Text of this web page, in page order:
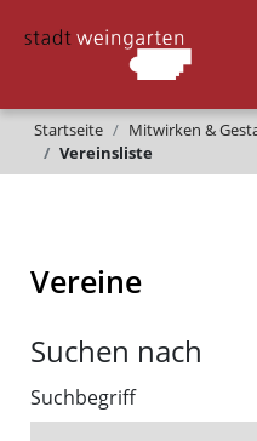
Startseite Mitwirken &
Vereinsliste
Vereine
Suchen nach
Suchbegriff